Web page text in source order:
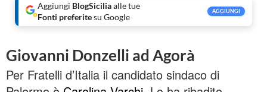
Aggiungi BlogSiciliaalle tue
Fonti preferitesu Google
AGGIUNGI
Giovanni Donzelli ad Agorà
Per Fratelli d’Italia il candidato sindaco di